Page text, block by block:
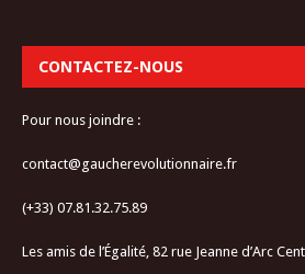
CONTACTEZ-NOUS
Pour nous joindre :
contact@gaucherevolutionnaire.fr
(+33) 07.81.32.75.89
Les amis de l’Égalité, 82 rue Jeanne d’Arc